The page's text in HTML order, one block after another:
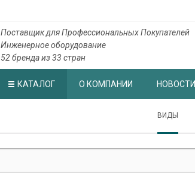
Поставщик для Профессиональных Покупателей
Инженерное оборудование
52 бренда из 33 стран
КАТАЛОГ О КОМПАНИИ НОВОСТИ
ВИДЫ